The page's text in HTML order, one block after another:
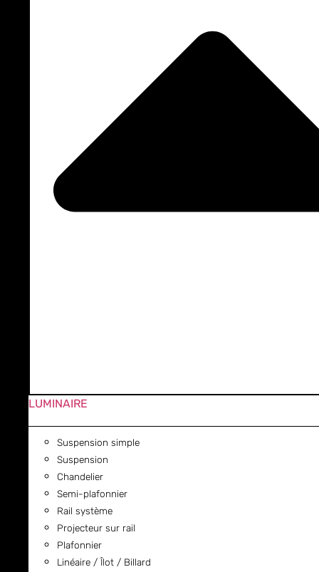
LUMINAIRE
Suspension simple
Suspension
Chandelier
Semi-plafonnier
Rail système
Projecteur sur rail
Plafonnier
Linéaire / Îlot / Billard